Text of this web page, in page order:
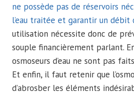
ne possède pas de réservoirs
l’eau traitée et garantir un débit
utilisation nécessite donc de
souple financièrement parlant.
osmoseurs d’eau ne sont pas
Et enfin, il faut retenir que
d’abrosber les éléments